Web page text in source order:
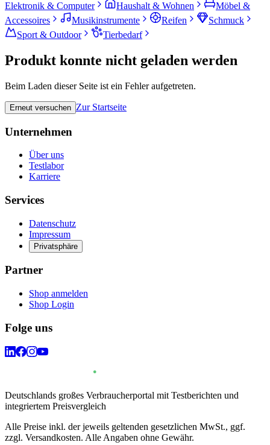
Elektronik & Computer
Haushalt & Wohnen
Möbel &
Accessoires
Musikinstrumente Reifen
Schmuck
Sport & Outdoor
Tierbedarf
Produkt konnte nicht geladen werden
Beim Laden dieser Seite ist ein Fehler aufgetreten.
Erneut versuchen Zur Startseite
Unternehmen
Über uns
Testlabor
Karriere
Services
Datenschutz
Impressum
Privatsphäre
Partner
Shop anmelden
Shop Login
Folge uns
Deutschlands großes Verbraucherportal mit Testberichten und
integriertem Preisvergleich
Alle Preise inkl. der jeweils geltenden gesetzlichen MwSt., ggf.
zzgl. Versandkosten. Alle Angaben ohne Gewähr.